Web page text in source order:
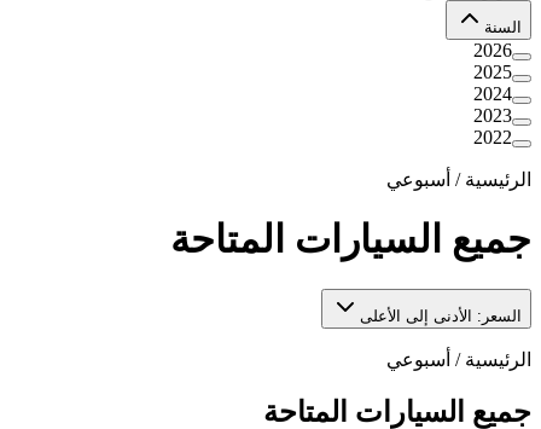
السنة
2026
2025
2024
2023
2022
الرئيسية / أسبوعي
جميع السيارات المتاحة
السعر: الأدنى إلى الأعلى
الرئيسية / أسبوعي
جميع السيارات المتاحة